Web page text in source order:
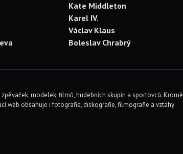
Kate Middleton
Karel IV.
Václav Klaus
Boleslav Chrabrý
modelek, filmů, hudebních skupin a sportovců. Kromě
web obsahuje i fotografie, diskografie, filmografie a vztahy